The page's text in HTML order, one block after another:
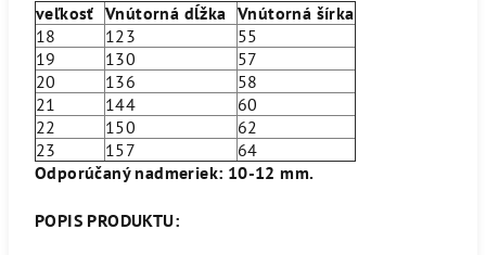
veľkosť Vnútorná dĺžka Vnútorná šírka
18
123
55
19
130
57
20
136
58
21
144
60
22
150
62
23
157
64
Odporúčaný nadmeriek: 10-12 mm.
POPIS PRODUKTU: